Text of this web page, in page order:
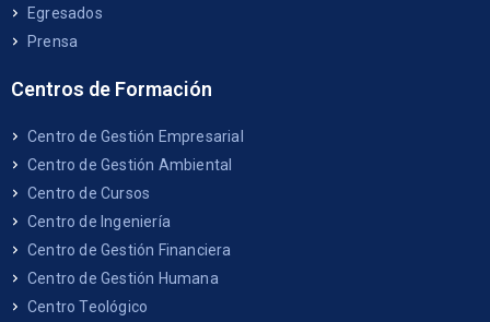
Egresados
Prensa
Centros de Formación
Centro de Gestión Empresarial
Centro de Gestión Ambiental
Centro de Cursos
Centro de Ingeniería
Centro de Gestión Financiera
Centro de Gestión Humana
Centro Teológico